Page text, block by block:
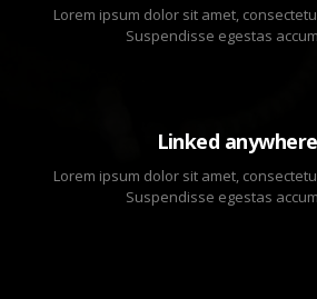
Lorem ipsum dolor sit amet,
Suspendisse egestas
Linked anywhere
Lorem ipsum dolor sit amet,
Suspendisse egestas